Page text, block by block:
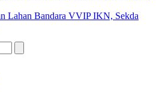
Lahan Bandara VVIP IKN, Sekda